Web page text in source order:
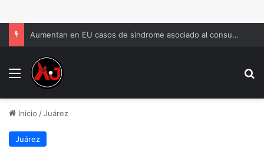
Aumentan en EU casos de síndrome asociado al consumo frecuente de marihuana
Menu
Inicio /Juárez
Juárez